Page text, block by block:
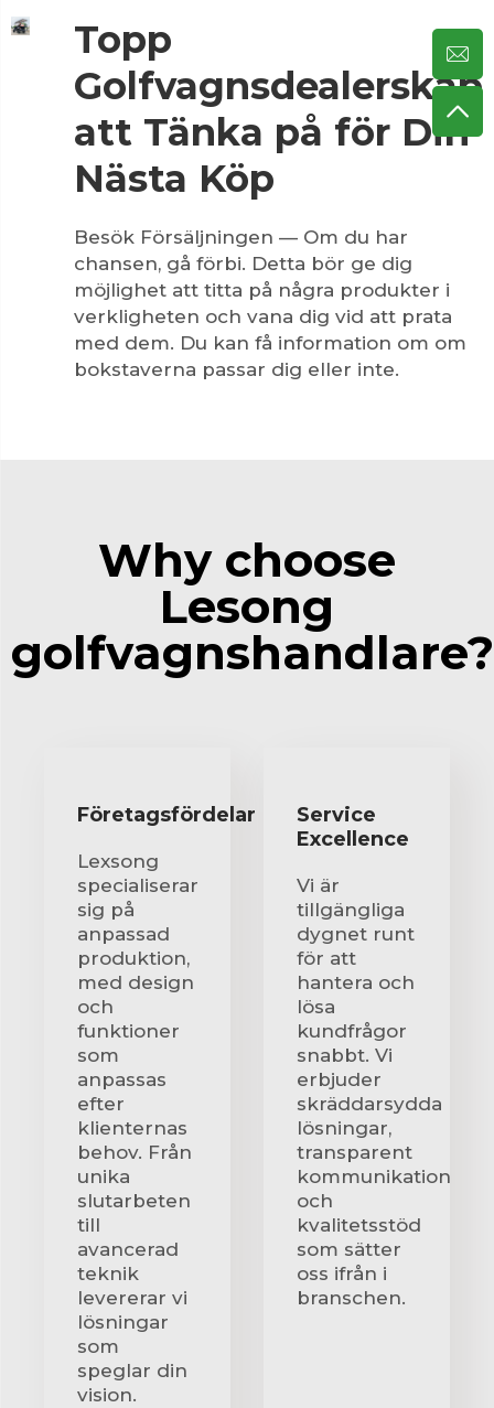
Topp
Golfvagnsdealerskap
att Tänka på för Din
Nästa Köp
Besök Försäljningen — Om du har
chansen, gå förbi. Detta bör ge dig
möjlighet att titta på några produkter i
verkligheten och vana dig vid att prata
med dem. Du kan få information om om
bokstaverna passar dig eller inte.
Why choose
Lesong
golfvagnshandlare?
Företagsfördelar
Lexsong
specialiserar
sig på
anpassad
produktion,
med design
och
funktioner
som
anpassas
efter
klienternas
behov. Från
unika
slutarbeten
till
avancerad
teknik
levererar vi
lösningar
som
speglar din
vision.
Service
Excellence
Vi är
tillgängliga
dygnet runt
för att
hantera och
lösa
kundfrågor
snabbt. Vi
erbjuder
skräddarsydda
lösningar,
transparent
kommunikation
och
kvalitetsstöd
som sätter
oss ifrån i
branschen.